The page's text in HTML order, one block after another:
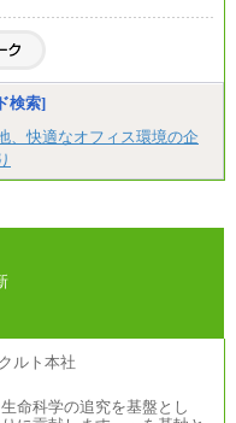
円（勤務地により異な
／あり（6か月）
検索]
、快適なオフィス環境の企
命科学の追究を基盤とし